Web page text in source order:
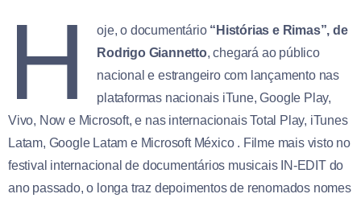
H oje, o documentário “Histórias e Rimas”, de
Rodrigo Giannetto, chegará ao público
nacional e estrangeiro com lançamento nas
plataformas nacionais iTune, Google Play,
Vivo, Now e Microsoft, e nas internacionais Total Play, iTunes
Latam, Google Latam e Microsoft México . Filme mais visto no
festival internacional de documentários musicais IN-EDIT do
ano passado, o longa traz depoimentos de renomados nomes